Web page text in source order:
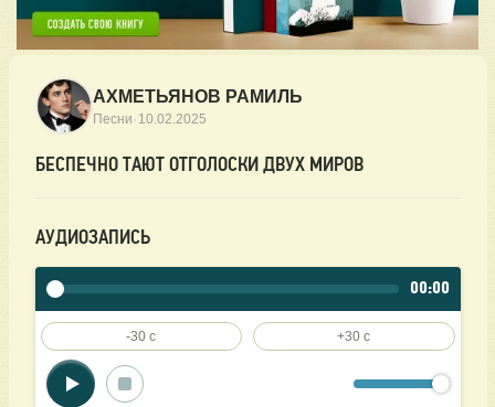
АХМЕТЬЯНОВ РАМИЛЬ
Песни · 10.02.2025
БЕСПЕЧНО ТАЮТ ОТГОЛОСКИ ДВУХ МИРОВ
АУДИОЗАПИСЬ
00:00
-30 c +30 c